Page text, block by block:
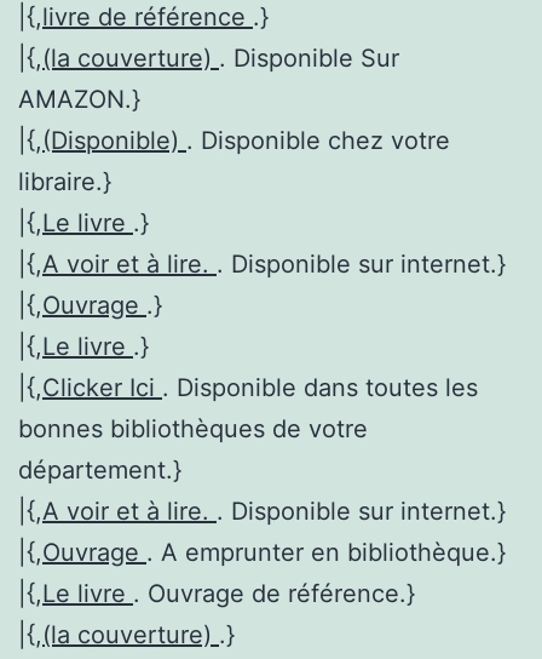
|{,livre de référence .}
|{,(la couverture) . Disponible Sur
AMAZON.}
|{,(Disponible) . Disponible chez votre
libraire.}
|{,Le livre .}
|{,A voir et à lire. . Disponible sur internet.}
|{,Ouvrage .}
|{,Le livre .}
|{,Clicker Ici . Disponible dans toutes les
bonnes bibliothèques de votre
département.}
|{,A voir et à lire. . Disponible sur internet.}
|{,Ouvrage . A emprunter en bibliothèque.}
|{,Le livre . Ouvrage de référence.}
|{,(la couverture) .}